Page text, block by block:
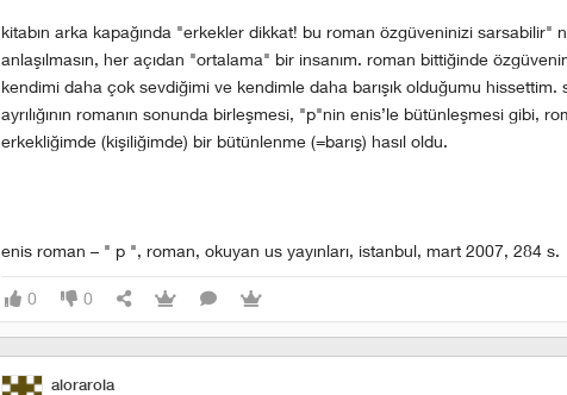
kitabın arka kapağında "erkekler dikkat! bu roman özgüveninizi sarsabilir"
anlaşılmasın, her açıdan "ortalama" bir insanım. roman bittiğinde
kendimi daha çok sevdiğimi ve kendimle daha barışık olduğumu
ayrılığının romanın sonunda birleşmesi, "p"nin enis’le bütünleşmesi gibi,
erkekliğimde (kişiliğimde) bir bütünlenme (=barış) hasıl oldu.
enis roman – " p ", roman, okuyan us yayınları, istanbul, mart 2007, 284 s.
0 0
alorarola